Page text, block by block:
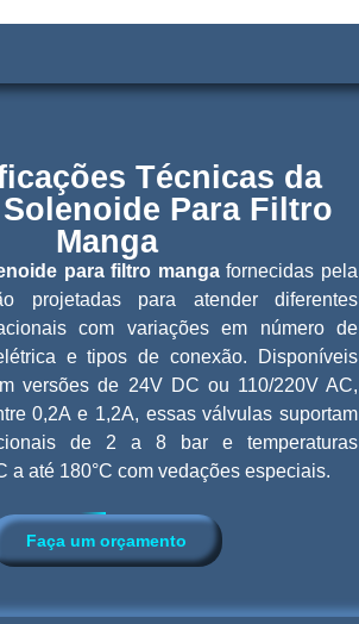
Técnicas da
Para Filtro
Manga
para filtro mangafornecidas pela
projetadas para atender diferentes
com variações em número de
e tipos de conexão. Disponíveis
versões de 24V DC ou 110/220V AC,
0,2A e 1,2A, essas válvulas suportam
de 2 a 8 bar e temperaturas
a até 180°C com vedações especiais.
Faça um orçamento